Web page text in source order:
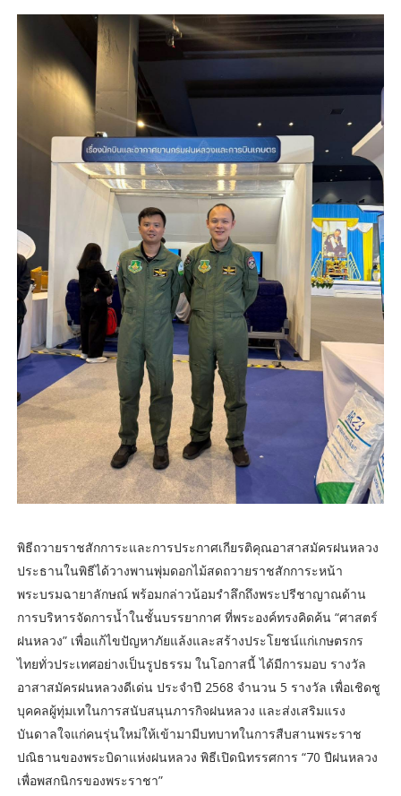
พิธีถวายราชสักการะและการประกาศเกียรติคุณอาสาสมัครฝนหลวง
ประธานในพิธีได้วางพานพุ่มดอกไม้สดถวายราชสักการะหน้า
พระบรมฉายาลักษณ์ พร้อมกล่าวน้อมรำลึกถึงพระปรีชาญาณด้าน
การบริหารจัดการน้ำในชั้นบรรยากาศ ที่พระองค์ทรงคิดค้น “ศาสตร์
ฝนหลวง” เพื่อแก้ไขปัญหาภัยแล้งและสร้างประโยชน์แก่เกษตรกร
ไทยทั่วประเทศอย่างเป็นรูปธรรม ในโอกาสนี้ ได้มีการมอบ รางวัล
อาสาสมัครฝนหลวงดีเด่น ประจำปี 2568 จำนวน 5 รางวัล เพื่อเชิดชู
บุคคลผู้ทุ่มเทในการสนับสนุนภารกิจฝนหลวง และส่งเสริมแรง
บันดาลใจแก่คนรุ่นใหม่ให้เข้ามามีบทบาทในการสืบสานพระราช
ปณิธานของพระบิดาแห่งฝนหลวง พิธีเปิดนิทรรศการ “70 ปีฝนหลวง
เพื่อพสกนิกรของพระราชา”